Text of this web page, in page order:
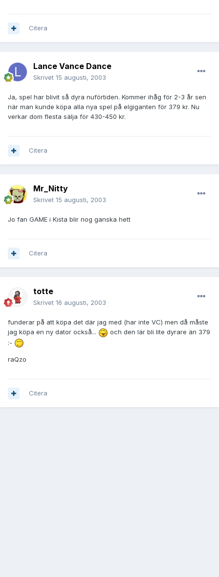
Citera
Lance Vance Dance
Skrivet 15 augusti, 2003
Ja, spel har blivit så dyra nuförtiden. Kommer ihåg för 2-3 år sen
när man kunde köpa alla nya spel på elgiganten för 379 kr. Nu
verkar dom flesta sälja för 430-450 kr.
Citera
Mr_Nitty
Skrivet 15 augusti, 2003
Jo fan GAME i Kista blir nog ganska hett
Citera
totte
Skrivet 16 augusti, 2003
funderar på att köpa det där jag med (har inte VC) men då måste
jag köpa en ny dator också...
och den lär bli lite dyrare än 379
:-
raQzo
Citera